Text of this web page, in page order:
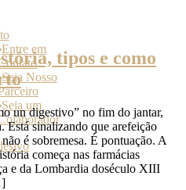
Entre em
Seja Nosso
Seja um
tipos e como
un digestivo” no fim do jantar,
Está sinalizando que arefeição
é sobremesa. É pontuação. A
começa nas farmácias
e da Lombardia doséculo XIII